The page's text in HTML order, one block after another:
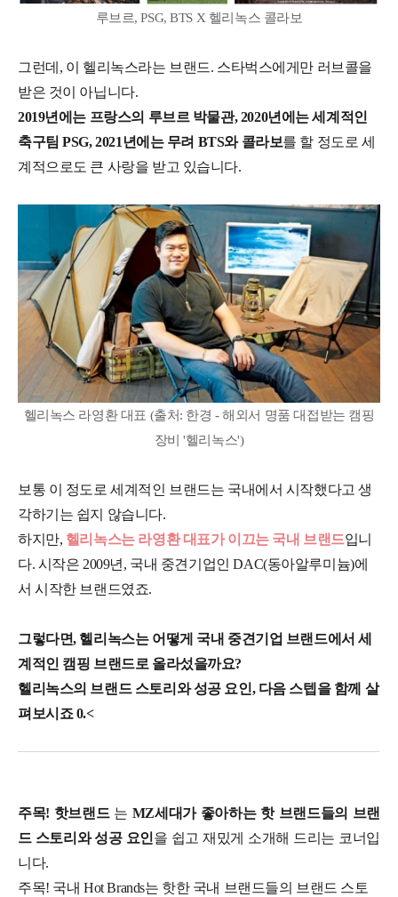
루브르, PSG, BTS X 헬리녹스 콜라보
그런데, 이 헬리녹스라는 브랜드. 스타벅스에게만 러브콜을
받은 것이 아닙니다.
2019년에는 프랑스의 루브르 박물관, 2020년에는 세계적인
축구팀 PSG, 2021년에는 무려 BTS와 콜라보를 할 정도로 세
계적으로도 큰 사랑을 받고 있습니다.
헬리녹스 라영환 대표 (출처: 한경 - 해외서 명품 대접받는 캠핑
장비 '헬리녹스')
보통 이 정도로 세계적인 브랜드는 국내에서 시작했다고 생
각하기는 쉽지 않습니다.
하지만, 헬리녹스는 라영환 대표가 이끄는 국내 브랜드입니
다. 시작은 2009년, 국내 중견기업인 DAC(동아알루미늄)에
서 시작한 브랜드였죠.
그렇다면, 헬리녹스는 어떻게 국내 중견기업 브랜드에서 세
계적인 캠핑 브랜드로 올라섰을까요?
헬리녹스의 브랜드 스토리와 성공 요인, 다음 스텝을 함께 살
펴보시죠 0.<
주목! 핫브랜드 는 MZ세대가 좋아하는 핫 브랜드들의 브랜
드 스토리와 성공 요인을 쉽고 재밌게 소개해 드리는 코너입
니다.
주목! 국내 Hot Brands는 핫한 국내 브랜드들의 브랜드 스토